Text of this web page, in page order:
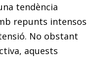
tendència
repunts intensos
No obstant
aquests